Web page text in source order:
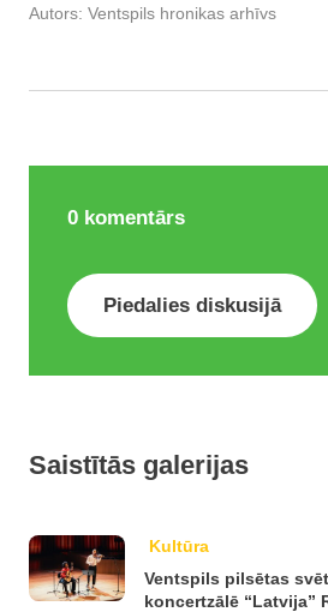
Autors: Ventspils hronikas arhīvs
0 komentārs
Piedalies diskusijā
Saistītās galerijas
Kultūra
Ventspils pilsētas
koncertzālē “Latvija”